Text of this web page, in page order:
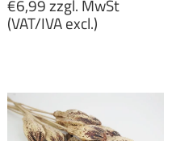
price
€6,99 zzgl. MwSt
(VAT/IVA excl.)
MwSt
(VAT/IVA
excl.)